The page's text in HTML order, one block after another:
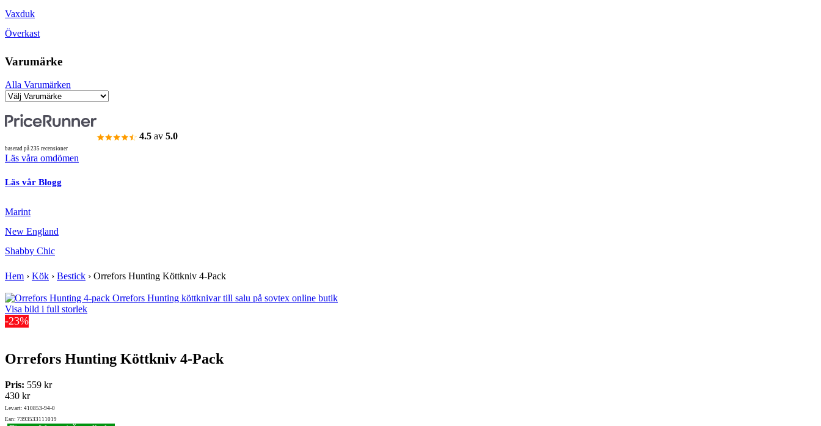
Vaxduk
Överkast
Varumärke
Alla Varumärken
4.5 av 5.0
baserad på 235 recensioner
Läs våra omdömen
Läs vår Blogg
Marint
New England
Shabby Chic
Hem › Kök › Bestick › Orrefors Hunting Köttkniv 4-Pack
Visa bild i full storlek
-23%
Orrefors Hunting Köttkniv 4-Pack
Pris: 559 kr
430 kr
Lev.art: 410853-94-0
Ean: 7393533111019